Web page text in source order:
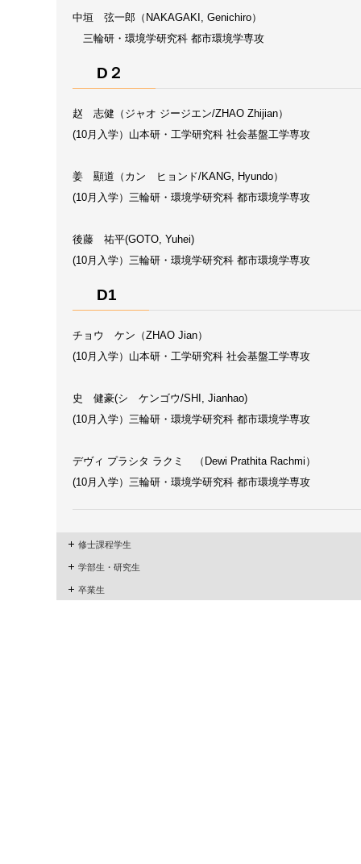
中垣 弦一郎（NAKAGAKI, Genichiro）
三輪研・環境学研究科 都市環境学専攻
D２
赵 志健（ジャオ ジージエン/ZHAO Zhijian）
(10月入学）山本研・工学研究科 社会基盤工学専攻
姜 顯道（カン ヒョンド/KANG, Hyundo）
(10月入学）三輪研・環境学研究科 都市環境学専攻
後藤 祐平(GOTO, Yuhei)
(10月入学）三輪研・環境学研究科 都市環境学専攻
D1
チョウ ケン（ZHAO Jian）
(10月入学）山本研・工学研究科 社会基盤工学専攻
史 健豪(シ ケンゴウ/SHI, Jianhao)
(10月入学）三輪研・環境学研究科 都市環境学専攻
デヴィ プラシタ ラクミ （Dewi Prathita Rachmi）
(10月入学）三輪研・環境学研究科 都市環境学専攻
修士課程学生
学部生・研究生
卒業生